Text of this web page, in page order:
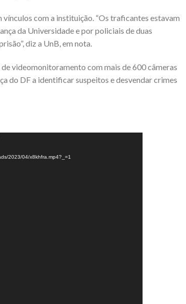
com a instituição. “Os traficantes estavam
da Universidade e por policiais de duas
diz a UnB, em nota.
videomonitoramento com mais de 600 câmeras
do DF a identificar suspeitos e desvendar crimes
2023/04/x8khfra.mp4?_=1